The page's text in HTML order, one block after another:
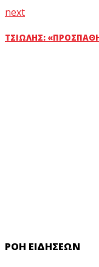
next
ΤΣΙΏΛΗΣ:
ΡΟΉ ΕΙΔΉΣΕΩΝ